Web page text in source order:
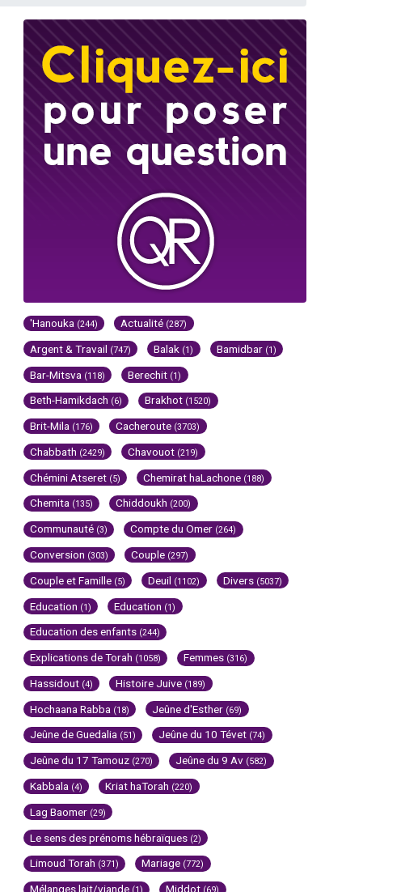
'Hanouka (244) Actualité (287)
Argent & Travail (747) Balak (1) Bamidbar (1)
Bar-Mitsva (118) Berechit (1)
Beth-Hamikdach (6) Brakhot (1520)
Brit-Mila (176) Cacheroute (3703)
Chabbath (2429) Chavouot (219)
Chémini Atseret (5) Chemirat haLachone (188)
Chemita (135) Chiddoukh (200)
Communauté (3) Compte du Omer (264)
Conversion (303) Couple (297)
Couple et Famille (5) Deuil (1102) Divers (5037)
Education (1) Education (1)
Education des enfants (244)
Explications de Torah (1058) Femmes (316)
Hassidout (4) Histoire Juive (189)
Hochaana Rabba (18) Jeûne d'Esther (69)
Jeûne de Guedalia (51) Jeûne du 10 Tévet (74)
Jeûne du 17 Tamouz (270) Jeûne du 9 Av (582)
Kabbala (4) Kriat haTorah (220)
Lag Baomer (29)
Le sens des prénoms hébraïques (2)
Limoud Torah (371) Mariage (772)
Mélanges lait/viande Middot